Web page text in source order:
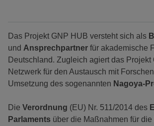
Das Projekt GNP HUB versteht sich als
und Ansprechpartner für akademische
Deutschland. Zugleich agiert das Projekt
Netzwerk für den Austausch mit
Umsetzung des sogenannten Nagoya-
Die Verordnung (EU) Nr. 511/2014 des
Parlaments über die Maßnahmen für die